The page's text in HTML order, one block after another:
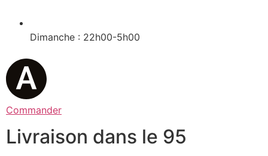
Dimanche : 22h00-5h00
Commander
Livraison dans le 95